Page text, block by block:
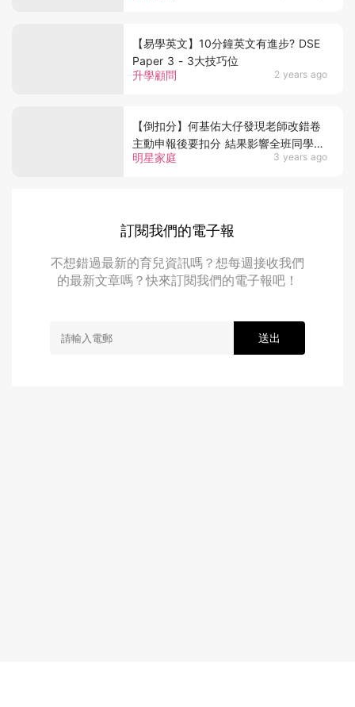
升學顧問 2 years ago
【易學英文】10分鐘英文有進步? DSE
Paper 3 - 3大技巧位
明星家庭 3 years ago
【倒扣分】何基佑大仔發現老師改錯卷
主動申報後要扣分 結果影響全班同學
齊齊做出1行為？
訂閱我們的電子報
不想錯過最新的育兒資訊嗎？想每週接收我們
的最新文章嗎？快來訂閱我們的電子報吧！
送出